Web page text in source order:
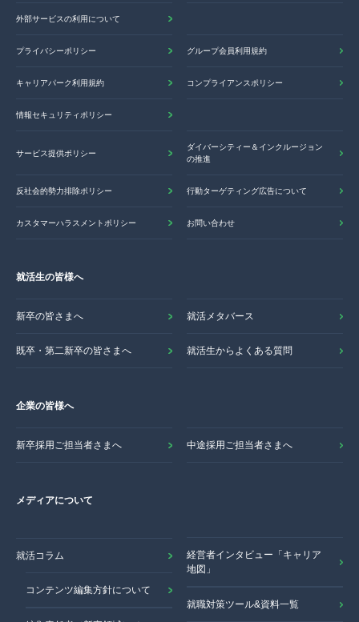
外部サービスの利用について
プライバシーポリシー グループ会員利用規約
キャリアパーク利用規約 コンプライアンスポリシー
情報セキュリティポリシー
サービス提供ポリシー
ダイバーシティー＆インクルージョン
の推進
反社会的勢力排除ポリシー 行動ターゲティング広告について
カスタマーハラスメントポリシー お問い合わせ
就活生の皆様へ
新卒の皆さまへ 就活メタバース
既卒・第二新卒の皆さまへ 就活生からよくある質問
企業の皆様へ
新卒採用ご担当者さまへ 中途採用ご担当者さまへ
メディアについて
就活コラム
コンテンツ編集方針について
経営者インタビュー「キャリア
地図」
就職対策ツール&資料一覧